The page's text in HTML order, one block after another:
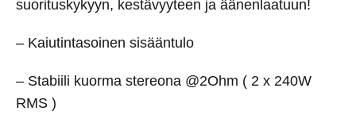
suorituskykyyn, kestävyyteen ja äänenlaatuun!
– Kaiutintasoinen sisääntulo
– Stabiili kuorma stereona @2Ohm ( 2 x 240W
RMS )